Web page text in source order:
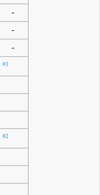
-
-
-
#1
#2